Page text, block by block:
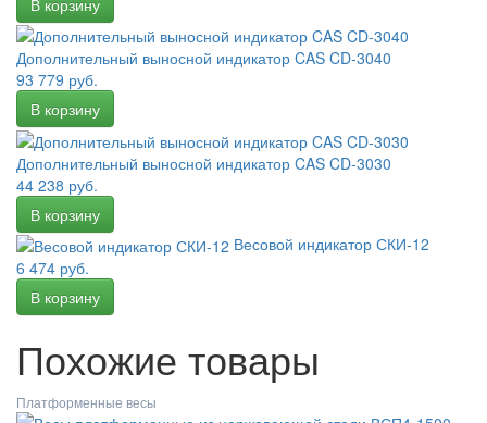
Дополнительный выносной индикатор CAS CD-3040
93 779 руб.
Дополнительный выносной индикатор CAS CD-3030
44 238 руб.
Весовой индикатор СКИ-12
6 474 руб.
Похожие товары
Платформенные весы